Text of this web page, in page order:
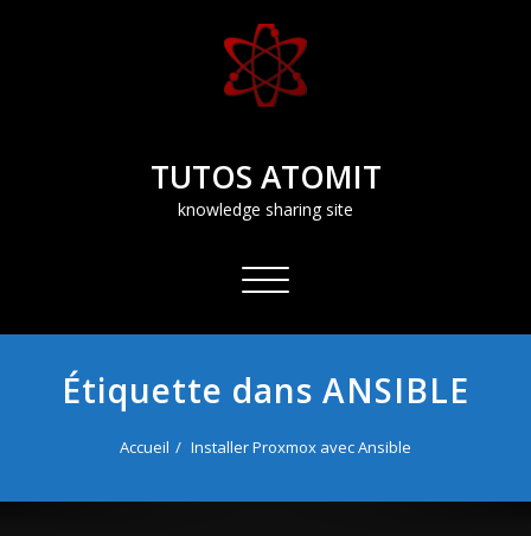
TUTOS ATOMIT
knowledge sharing site
Afficher/masquer
navigation
Étiquette dans ANSIBLE
Accueil Installer Proxmox avec Ansible